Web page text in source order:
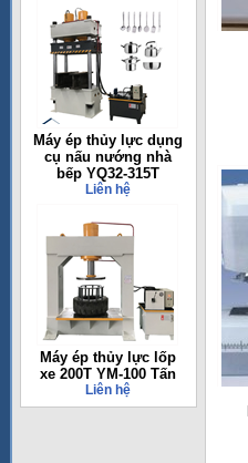
Máy ép thủy lực dụng
cụ nấu nướng nhà
bếp YQ32-315T
Liên hệ
Máy ép thủy lực lốp
xe 200T YM-100 Tấn
Liên hệ